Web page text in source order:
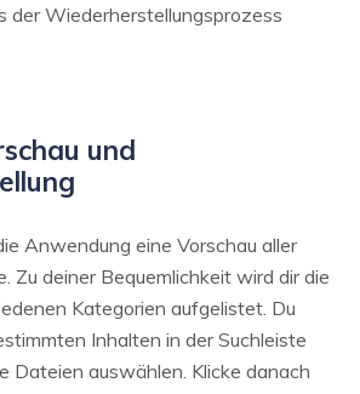
der Wiederherstellungsprozess
und
Anwendung eine Vorschau aller
Zu deiner Bequemlichkeit wird dir die
Kategorien aufgelistet. Du
Inhalten in der Suchleiste
Dateien auswählen. Klicke danach